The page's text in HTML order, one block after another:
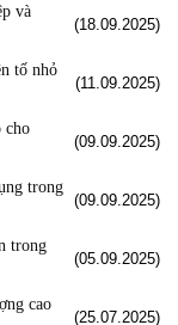
và
(18.09.2025)
tố nhỏ
(11.09.2025)
cho
(09.09.2025)
trong
(09.09.2025)
trong
(05.09.2025)
cao
(25.07.2025)